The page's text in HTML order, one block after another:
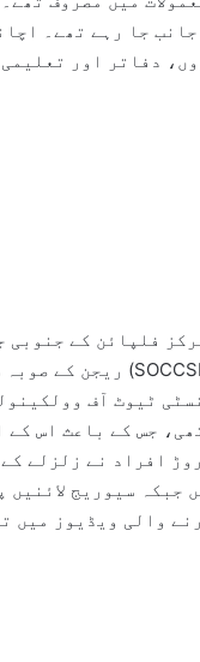
جا رہے تھے۔
دفاتر اور
فلپائن کے جنوبی
گہرائی تقریباً 33 کلومیٹر
افراد نے زلزلے
سیوریج لائنیں
والی ویڈیوز میں